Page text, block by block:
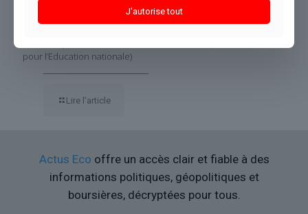
pour l’Education nationale)
Lire l’article
Actus Eco offre un accès clair et fiable à des
informations politiques, géopolitiques et
boursières, décryptées pour tous.
J'autorise tout